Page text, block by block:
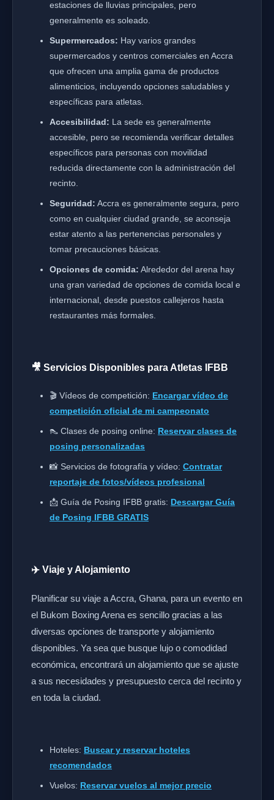
estaciones de lluvias principales, pero
generalmente es soleado.
Supermercados: Hay varios grandes
supermercados y centros comerciales en Accra
que ofrecen una amplia gama de productos
alimenticios, incluyendo opciones saludables y
específicas para atletas.
Accesibilidad: La sede es generalmente
accesible, pero se recomienda verificar detalles
específicos para personas con movilidad
reducida directamente con la administración del
recinto.
Seguridad: Accra es generalmente segura, pero
como en cualquier ciudad grande, se aconseja
estar atento a las pertenencias personales y
tomar precauciones básicas.
Opciones de comida: Alrededor del arena hay
una gran variedad de opciones de comida local e
internacional, desde puestos callejeros hasta
restaurantes más formales.
🎥 Servicios Disponibles para Atletas IFBB
🎬 Vídeos de competición: Encargar vídeo de
competición oficial de mi campeonato
👠 Clases de posing online: Reservar clases de
posing personalizadas
📸 Servicios de fotografía y vídeo: Contratar
reportaje de fotos/vídeos profesional
📩 Guía de Posing IFBB gratis: Descargar Guía
de Posing IFBB GRATIS
✈️ Viaje y Alojamiento
Planificar su viaje a Accra, Ghana, para un evento en
el Bukom Boxing Arena es sencillo gracias a las
diversas opciones de transporte y alojamiento
disponibles. Ya sea que busque lujo o comodidad
económica, encontrará un alojamiento que se ajuste
a sus necesidades y presupuesto cerca del recinto y
en toda la ciudad.
Hoteles: Buscar y reservar hoteles
recomendados
Vuelos: Reservar vuelos al mejor precio